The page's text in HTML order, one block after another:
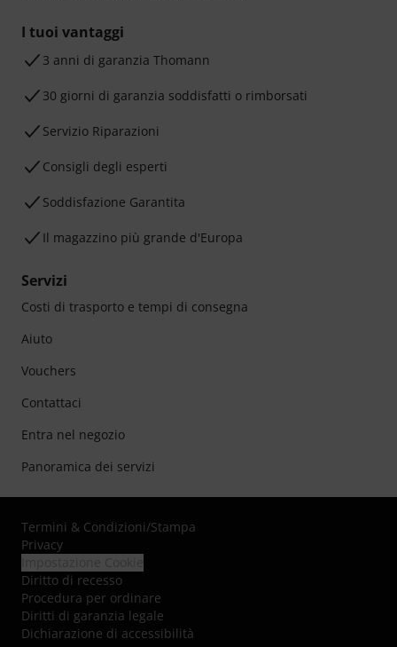
I tuoi vantaggi
3 anni di garanzia Thomann
30 giorni di garanzia soddisfatti o rimborsati
Servizio Riparazioni
Consigli degli esperti
Soddisfazione Garantita
Il magazzino più grande d'Europa
Servizi
Costi di trasporto e tempi di consegna
Aiuto
Vouchers
Contattaci
Entra nel negozio
Panoramica dei servizi
Termini & Condizioni/Stampa
Privacy
Diritto di recesso
Procedura per ordinare
Diritti di garanzia legale
Dichiarazione di accessibilità